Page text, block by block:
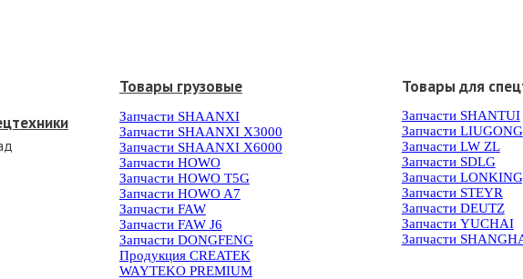
Товары грузовые
Запчасти SHAANXI
Запчасти SHAANXI X3000
Запчасти SHAANXI X6000
Запчасти HOWO
Запчасти HOWO T5G
Запчасти HOWO A7
Запчасти FAW
Запчасти FAW J6
Запчасти DONGFENG
Продукция CREATEK
WAYTEKO PREMIUM
Товары для
Запчасти SHANTUI
Запчасти LIUGONG
Запчасти LW ZL
Запчасти SDLG
Запчасти
Запчасти STEYR
Запчасти DEUTZ
Запчасти YUCHAI
Запчасти